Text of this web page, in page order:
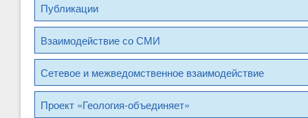
Публикации
Взаимодействие со СМИ
Сетевое и межведомственное взаимодействие
Проект «Геология-объединяет»